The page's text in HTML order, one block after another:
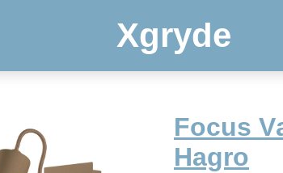
Xgryde
Focus
Hagro